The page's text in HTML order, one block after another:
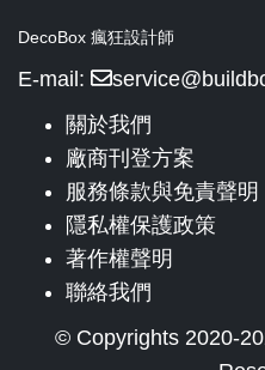
DecoBox 瘋狂設計師
E-mail:
關於我們
廠商刊登方案
服務條款與免責聲明
隱私權保護政策
著作權聲明
聯絡我們
© Copyrights 2020-